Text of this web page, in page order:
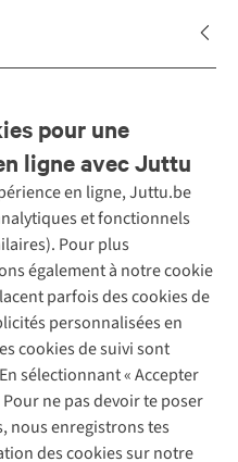
pour une
ligne avec Juttu
en ligne, Juttu.be
et fonctionnels
Pour plus
également à notre cookie
parfois des cookies de
personnalisées en
cookies de suivi sont
sélectionnant « Accepter
ne pas devoir te poser
nous enregistrons tes
des cookies sur notre